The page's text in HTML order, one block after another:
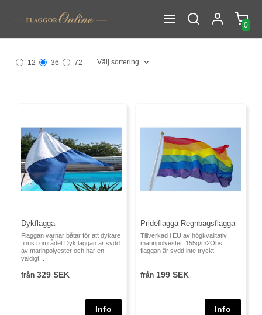
0
12 36 72 Välj sortering
Dykflagga
Flaggan varnar båtar för att dykare
finns i området.Dykflaggan är sydd
av marinpolyester och har en
väldigt...
från 329 SEK
Prideflagga Regnbågsflagga
Tillverkad i EU av högkvalitativ
marinpolyester. 155g/m2Obs
flaggan är sydd inte tryckt!
från 199 SEK